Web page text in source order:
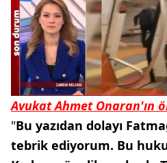
Avukat Ahmet Onaran'ın
"Bu yazıdan dolayı
tebrik ediyorum. Bu